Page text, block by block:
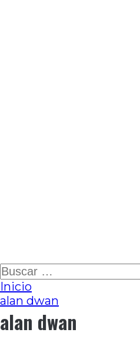
Ir
al
contenido
Buscar:
Inicio
alan dwan
alan dwan